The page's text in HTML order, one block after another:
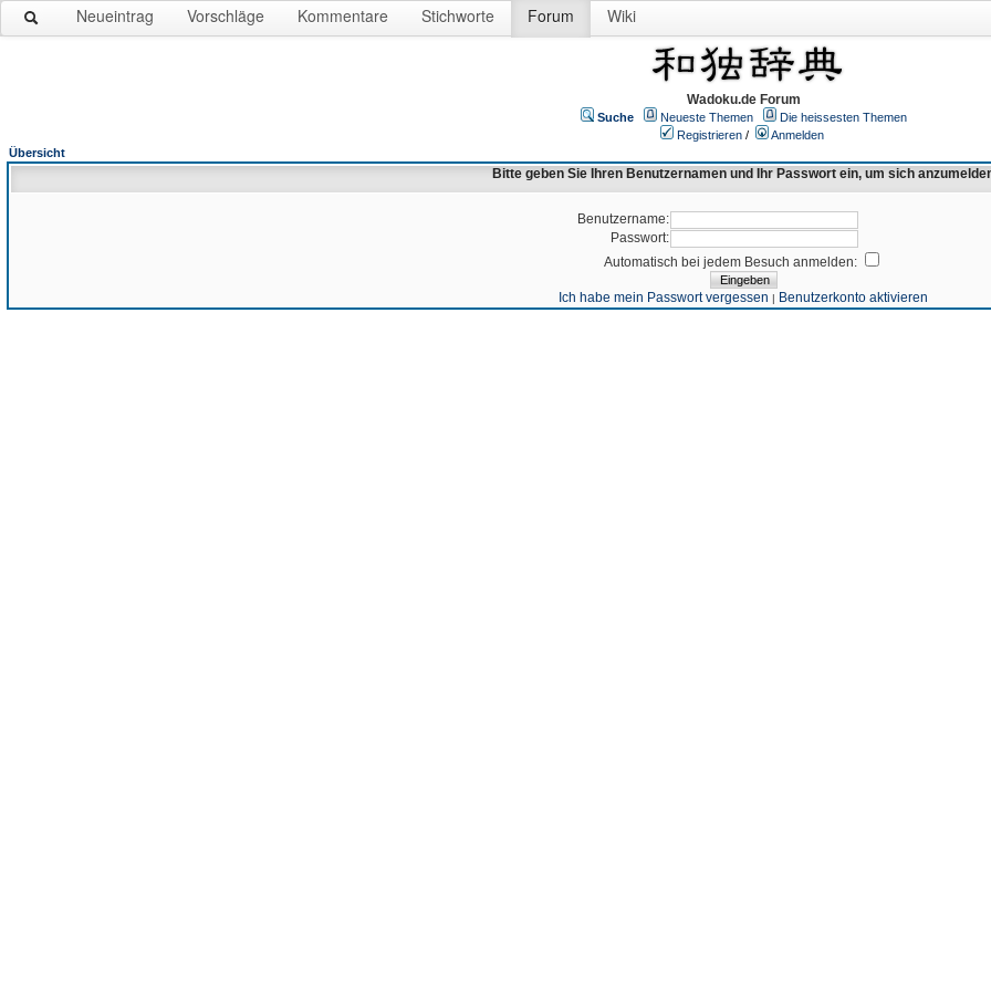
Neueintrag Vorschläge Kommentare Stichworte Forum Wiki
Wadoku.de Forum
Suche Neueste Themen
Die heissesten Themen
Registrieren /
Anmelden
Übersicht
Bitte geben Sie Ihren Benutzernamen und Ihr Passwort ein, um sich
Benutzername:
Passwort:
Automatisch bei jedem Besuch anmelden:
Ich habe mein Passwort vergessen | Benutzerkonto aktivieren